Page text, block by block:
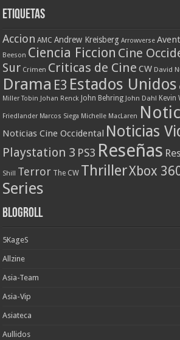
Etiquetas
Accion AMC Andrew Kreisberg Arrowverse
Beeson Ciencia Ficcion Cine
Sur Crimen Criticas de Cine CW David
Drama E3 Estados Unidos
Miller Tobin
Johan Renck John Behring John Dahl Kevin
Friedlander Marcos Siega Michelle MacLaren
Noticias Cine Occidental Noticias
Playstation 3 PS3 Reseñas
Shill Terror The CW ThrillerXbox
Series
Blogroll
5KageS
Allzine
Asia-Team
Asia-Vip
Asiateca
Aullidos